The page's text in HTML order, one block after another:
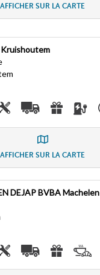
AFFICHER SUR LA CARTE
AFFICHER SUR LA CARTE
DEJAP BVBA Machelen